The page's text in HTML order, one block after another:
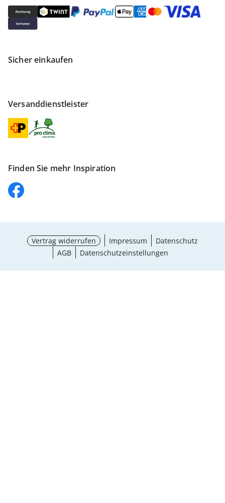
Sicher einkaufen
Versanddienstleister
Finden Sie mehr Inspiration
Vertrag widerrufen Impressum
Datenschutz
AGB
Datenschutzeinstellungen